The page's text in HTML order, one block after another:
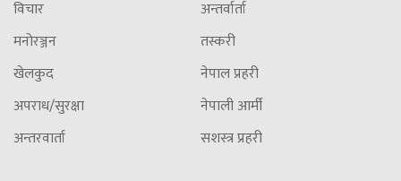
विचार
मनोरञ्जन
खेलकुद
अपराध/सुरक्षा
अन्तरवार्ता
अन्तर्वार्ता
तस्करी
नेपाल प्रहरी
नेपाली आर्मी
सशस्त्र प्रहरी